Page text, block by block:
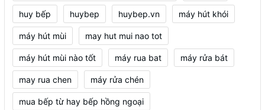
huy bếp huybep huybep.vn máy hút khói
máy hút mùi may hut mui nao tot
máy hút mùi nào tốt máy rua bat máy rửa bát
may rua chen máy rửa chén
mua bếp từ hay bếp hồng ngoại